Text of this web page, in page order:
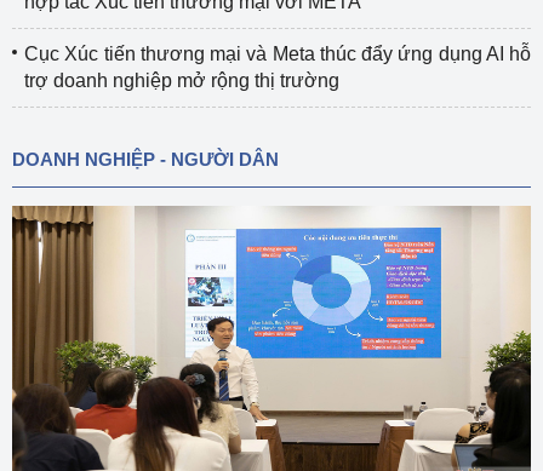
Cục Xúc tiến thương mại và Meta thúc đẩy ứng dụng AI hỗ
trợ doanh nghiệp mở rộng thị trường
DOANH NGHIỆP - NGƯỜI DÂN